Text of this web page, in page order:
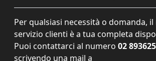
Per qualsiasi necessità o domanda,
servizio clienti è a tua completa
Puoi contattarci al numero 02
scrivendo una mail a